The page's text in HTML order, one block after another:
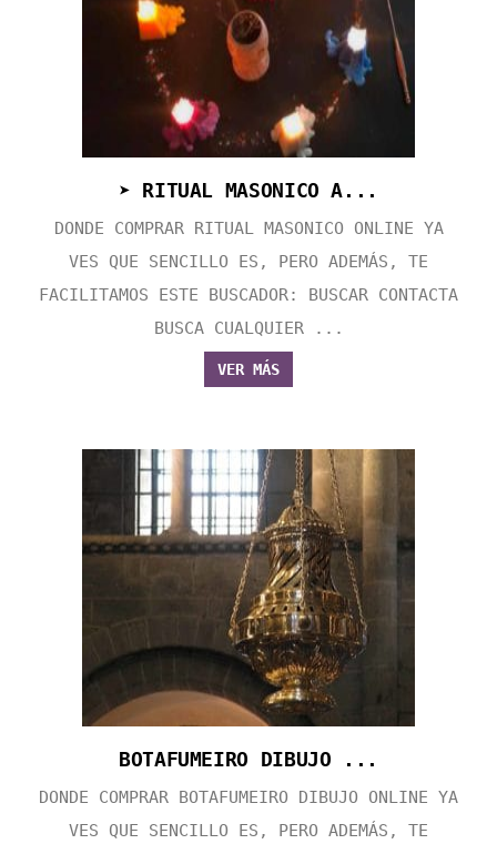
➤ RITUAL MASONICO A...
DONDE COMPRAR RITUAL MASONICO ONLINE YA
VES QUE SENCILLO ES, PERO ADEMÁS, TE
FACILITAMOS ESTE BUSCADOR: BUSCAR CONTACTA
BUSCA CUALQUIER ...
VER MÁS
BOTAFUMEIRO DIBUJO ...
DONDE COMPRAR BOTAFUMEIRO DIBUJO ONLINE YA
VES QUE SENCILLO ES, PERO ADEMÁS, TE